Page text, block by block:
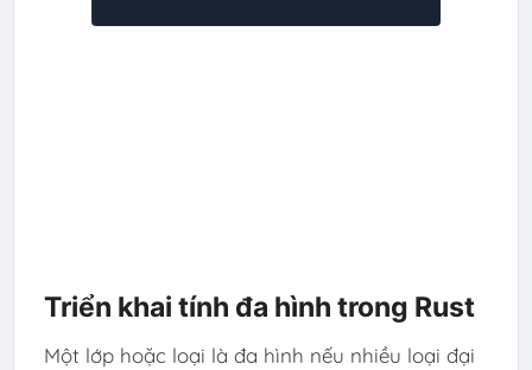
Triển khai tính đa hình trong Rust
Một lớp hoặc loại là đa hình nếu nhiều loại đại